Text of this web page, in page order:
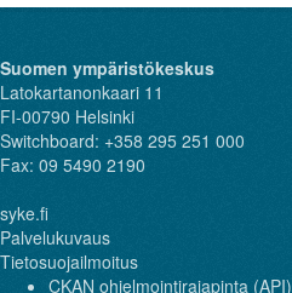
Suomen ympäristökeskus
Latokartanonkaari 11
FI-00790 Helsinki
Switchboard: +358 295 251 000
Fax: 09 5490 2190
syke.fi
Palvelukuvaus
Tietosuojailmoitus
CKAN ohjelmointirajapinta (API)